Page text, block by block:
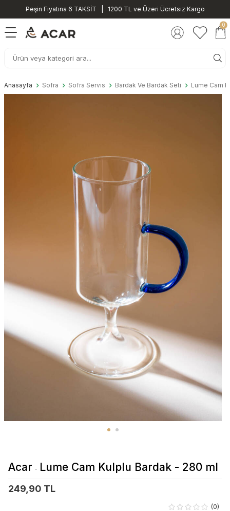
Peşin Fiyatına 6 TAKSİT | 1200 TL ve Üzeri Ücretsiz Kargo
0
Anasayfa Sofra Sofra Servis Bardak Ve Bardak Seti Lume Cam
Acar - Lume Cam Kulplu Bardak - 280 ml
249,90 TL
(0)